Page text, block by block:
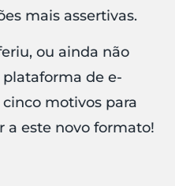
mais assertivas.
ou ainda não
de e-
motivos para
a este novo formato!